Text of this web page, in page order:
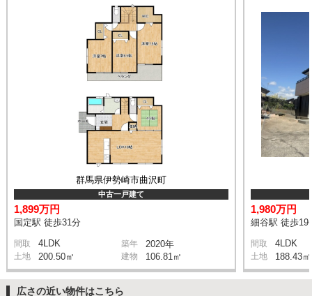
群馬県伊勢崎市曲沢町
中古一戸建て
1,899万円
国定駅 徒歩31分
間取 4LDK 築年 2020年
土地 200.50㎡ 建物 106.81㎡
1,980万円
細谷駅 徒歩19
間取 4LDK
土地 188.43㎡
広さの近い物件はこちら